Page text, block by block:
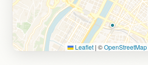
Leaflet | ©OpenStreetMap